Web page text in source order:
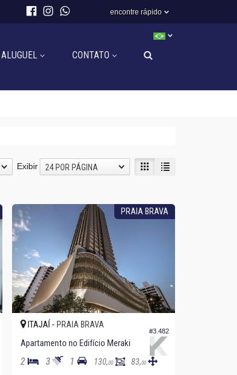
encontre rápido
ALUGUEL CONTATO
Exibir 24 POR PÁGINA
PRAIA BRAVA
#3.482
ITAJAÍ - PRAIA BRAVA
Apartamento no Edifício Meraki
2 3 1 130,00 83,00